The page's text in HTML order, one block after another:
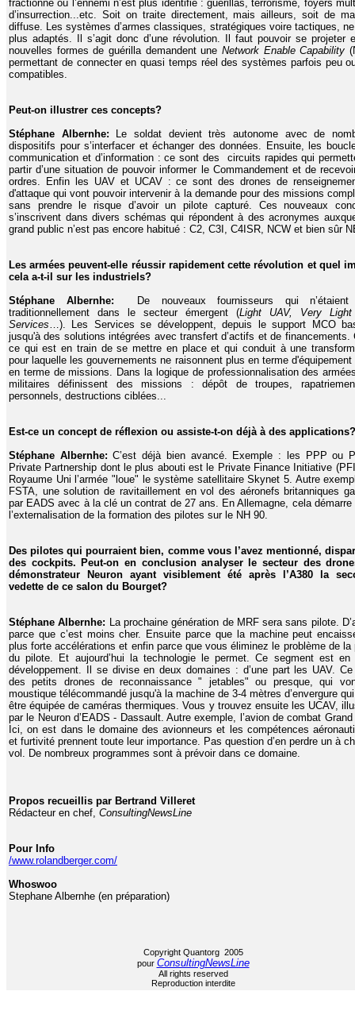
fractionné où l’ennemi n’est plus identifié : guérillas, terrorisme, foyers
d’insurrection...etc. Soit on traite directement, mais ailleurs, soit de
diffuse. Les systèmes d’armes classiques, stratégiques voire tactiques,
plus adaptés. Il s’agit donc d’une révolution. Il faut pouvoir se projeter
nouvelles formes de guérilla demandent une Network Enable Capability
permettant de connecter en quasi temps réel des systèmes parfois peu
compatibles.
Peut-on illustrer ces concepts?
Stéphane Albernhe:
Le soldat devient très autonome avec de
dispositifs pour s’interfacer et échanger des données. Ensuite, les
communication et d’information : ce sont des circuits rapides qui
partir d’une situation de pouvoir informer le Commandement et de
ordres. Enfin les UAV et UCAV : ce sont des drones de
d'attaque qui vont pouvoir intervenir à la demande pour des missions
sans prendre le risque d’avoir un pilote capturé. Ces nouveaux
s’inscrivent dans divers schémas qui répondent à des acronymes
grand public n’est pas encore habitué : C2, C3I, C4ISR, NCW et bien sûr
Les armées peuvent-elle réussir rapidement cette révolution et quel
cela a-t-il sur les industriels?
Stéphane Albernhe:
De nouveaux fournisseurs qui
traditionnellement dans le secteur émergent (Light UAV,
Very
Services…). Les Services se développent, depuis le support MCO
jusqu'à des solutions intégrées avec transfert d’actifs et de financements.
ce qui est en train de se mettre en place et qui conduit à une
pour laquelle les gouvernements ne raisonnent plus en terme d'équipement
en terme de missions. Dans la logique de professionnalisation des
militaires définissent des missions : dépôt de troupes,
personnels, destructions ciblées...
Est-ce un concept de réflexion ou assiste-t-on déjà à des applications?
Stéphane Albernhe: C’est déjà bien avancé. Exemple : les PPP ou
Private Partnership dont le plus abouti est le Private Finance Initiative
Royaume Uni l’armée "loue" le système satellitaire Skynet 5. Autre
FSTA, une solution de ravitaillement en vol des aéronefs britanniques
par EADS avec à la clé un contrat de 27 ans. En Allemagne, cela démarre
l’externalisation de la formation des pilotes sur le NH 90.
Des pilotes qui pourraient bien, comme vous l’avez mentionné,
des cockpits. Peut-on en conclusion analyser le secteur des
démonstrateur Neuron ayant visiblement été après l’A380 la
vedette de ce salon du Bourget?
Stéphane Albernhe: La prochaine génération de MRF sera sans pilote.
parce que c’est moins cher. Ensuite parce que la machine peut
plus forte accélérations et enfin parce que vous éliminez le problème de la
du pilote. Et aujourd’hui la technologie le permet. Ce segment est en
développement. Il se divise en deux domaines : d’une part les UAV.
des petits drones de reconnaissance " jetables" ou presque, qui
moustique télécommandé jusqu'à la machine de 3-4 mètres d’envergure
être équipée de caméras thermiques. Vous y trouvez ensuite les UCAV,
par le Neuron d’EADS - Dassault. Autre exemple, l’avion de combat
Ici, on est dans le domaine des avionneurs et les compétences
et furtivité prennent toute leur importance. Pas question d’en perdre un à
vol. De nombreux programmes sont à prévoir dans ce domaine.
Propos recueillis par Bertrand Villeret
Rédacteur en chef, ConsultingNewsLine
Pour Info
/www.rolandberger.com/
Whoswoo
Stephane Albernhe (en préparation)
Copyright Quantorg 2005
pour ConsultingNewsLine
All rights reserved
Reproduction interdite